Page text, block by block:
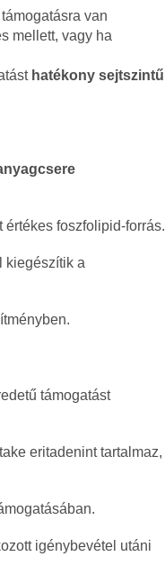
van
mellett, vagy ha
hatékony sejtszintű
foszfolipid-forrás.
kiegészítik a
támogatást
eritadenint tartalmaz,
igénybevétel utáni